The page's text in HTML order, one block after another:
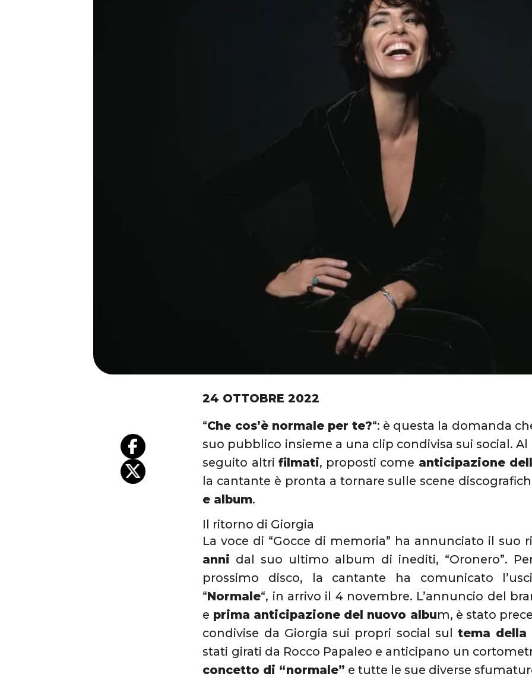
24 OTTOBRE 2022
“Che cos’è normale per te?“: è questa la domanda
suo pubblico insieme a una clip condivisa sui social.
seguito altri filmati, proposti come anticipazione
la cantante è pronta a tornare sulle scene
e album.
Il ritorno di Giorgia
La voce di “Gocce di memoria” ha annunciato il suo
anni dal suo ultimo album di inediti, “Oronero”.
prossimo disco, la cantante ha comunicato
“Normale“, in arrivo il 4 novembre. L’annuncio del
e prima anticipazione del nuovo album, è stato
condivise da Giorgia sui propri social sultema della
stati girati da Rocco Papaleo e anticipano un
concetto di “normale” e tutte le sue diverse